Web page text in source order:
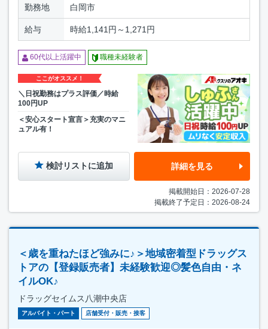
勤務地 白岡市
給与 時給1,141円～1,271円
60代以上活躍中 職種未経験者
ここがオススメ！
＼日祝勤務はプラス評価／時給
100円UP
＜安心スタート宣言＞充実のマニ
ュアル有！
検討リストに追加 詳細を見る
掲載開始日：2026-07-28
掲載終了予定日：2026-08-24
＜歳を重ねたほど強みに♪＞地域密着型ドラッグス
トアの【登録販売者】未経験歓迎◎髪色自由・ネ
イルOK♪
ドラッグセイムス八潮中央店
アルバイト・パート 店舗受付・販売・接客